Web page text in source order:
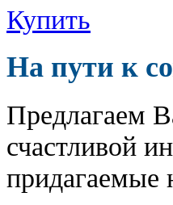
Купить
На пути к
Предлагаем
счастливой
придагаемые